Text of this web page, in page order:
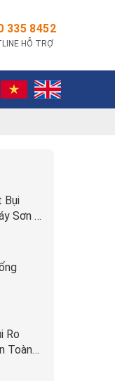
335 8452
HỖ TRỢ
Bụi
Sơn |
Ro
Toàn